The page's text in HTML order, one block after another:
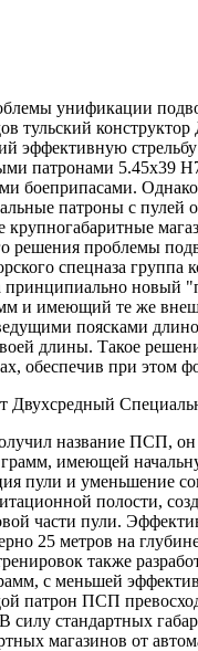
унификации
тульский
эффективную
патронами 5.45х39
боеприпасами.
патроны с пулей
крупногабаритные
решения проблемы
спецназа
принципиально новый
и имеющий те же
поясками
длины. Такое
обеспечив при этом
название ПСП, он
имеющей
пули и уменьшение
полости,
части пули.
25 метров на
также
с меньшей
патрон ПСП
силу стандартных
магазинов от